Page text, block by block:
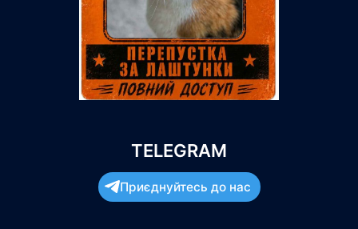
TELEGRAM
Приєднуйтесь до нас